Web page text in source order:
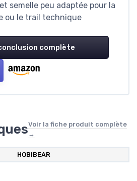
semelle peu adaptée pour la
ou le trail technique
complète
Voir la fiche produit complète
→
HOBIBEAR